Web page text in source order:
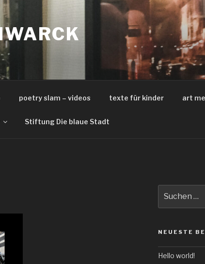
poetry slam – videos texte für kinder art
Stiftung Die blaue Stadt
nach:
NEUESTE
Hello world!